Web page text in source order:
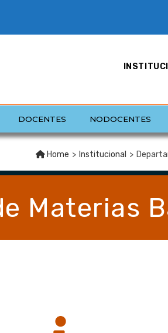
DOCENTES NODOCENTES
Home > Institucional >
Materias